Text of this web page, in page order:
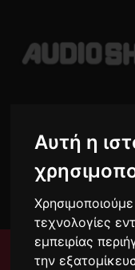
Αυτή η
τεχνολογίες
εμπειρίας
την
Μενού